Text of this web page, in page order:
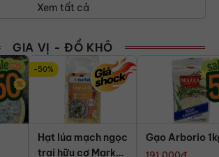
Xem tất cả
GIA VỊ - ĐỒ KHÔ
-50%
Hạt lúa mạch ngọc
trai hữu cơ Markal
Gạo Arborio